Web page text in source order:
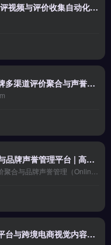
NiceJob – 小型企业客户好评视频与评价收集自动化 | 高返佣AI工具
ReviewTrackers – 连锁品牌多渠道评价聚合与声誉管理平台 | 高返佣AI工具
Birdeye – 多渠道评价聚合与品牌声誉管理平台 | 高返佣AI工具
境电商视觉内容创作工具